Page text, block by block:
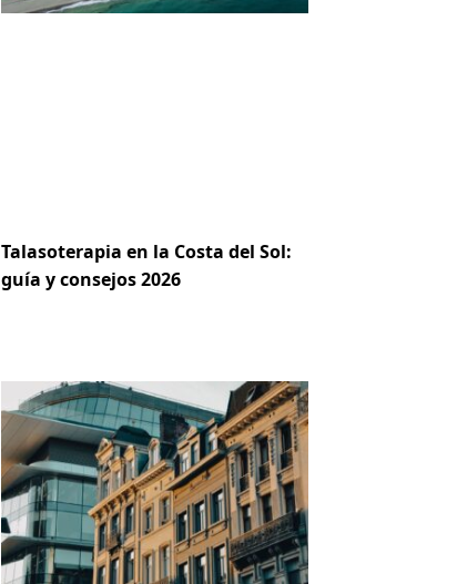
Talasoterapia en la Costa del Sol:
guía y consejos 2026